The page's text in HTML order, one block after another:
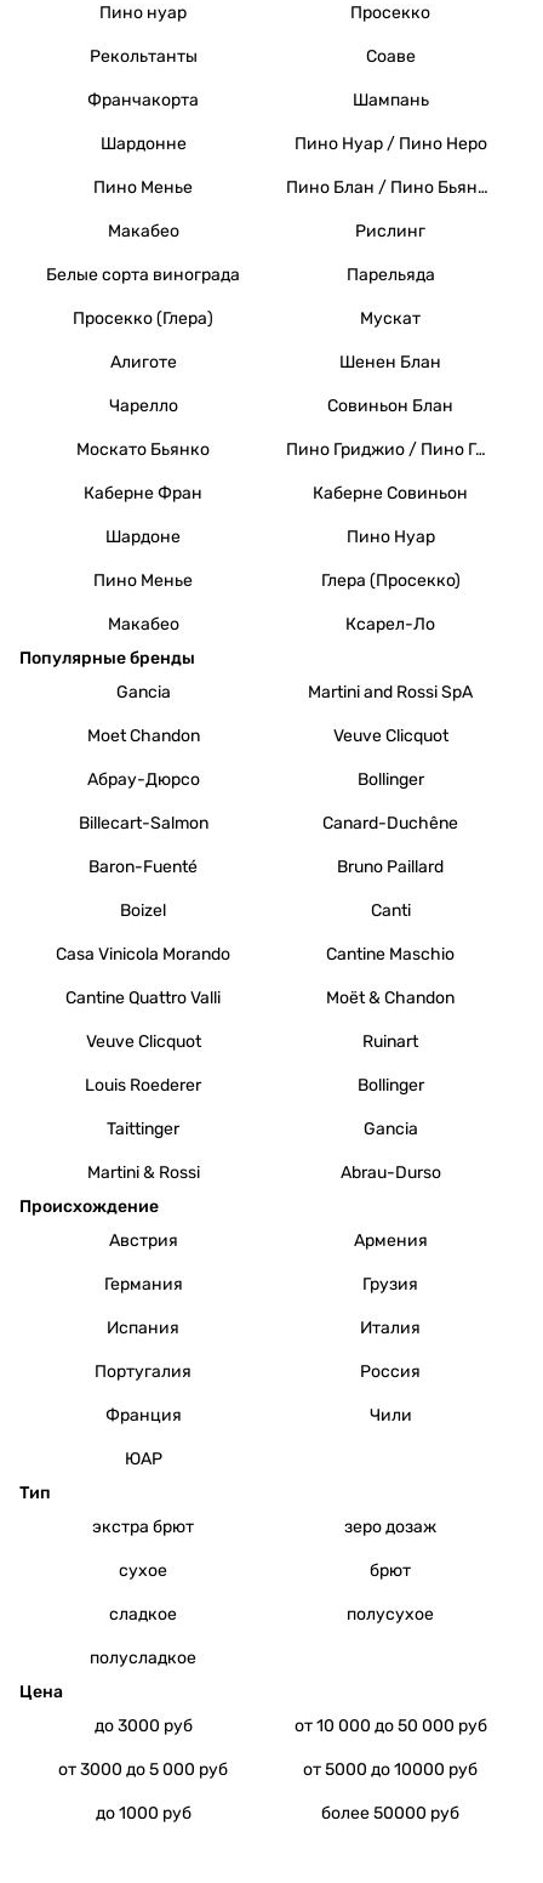
Пино нуар Просекко
Рекольтанты Соаве
Франчакорта Шампань
Шардонне Пино Нуар / Пино Неро
Пино Менье Пино Блан / Пино Бьянко / Вайссер Бургундер
Макабео Рислинг
Белые сорта винограда Парельяда
Просекко (Глера) Мускат
Алиготе Шенен Блан
Чарелло Совиньон Блан
Москато Бьянко Пино Гриджио / Пино Гри
Каберне Фран Каберне Совиньон
Шардоне Пино Нуар
Пино Менье Глера (Просекко)
Макабео
Ксарел-Ло
Популярные бренды
Gancia
Martini and Rossi SpA
Moet Chandon Veuve Clicquot
Абрау-Дюрсо Bollinger
Billecart-Salmon Canard-Duchêne
Baron-Fuenté Bruno Paillard
Boizel Canti
Casa Vinicola Morando Cantine Maschio
Cantine Quattro Valli Moët & Chandon
Veuve Clicquot Ruinart
Louis Roederer Bollinger
Taittinger Gancia
Martini & Rossi
Abrau-Durso
Происхождение
Австрия
Армения
Германия Грузия
Испания Италия
Португалия Россия
Франция Чили
ЮАР
Тип
экстра брют
зеро дозаж
сухое брют
сладкое полусухое
полусладкое
Цена
до 3000 руб
от 10 000 до 50 000 руб
от 3000 до 5 000 руб от 5000 до 10000 руб
до 1000 руб более 50000 руб